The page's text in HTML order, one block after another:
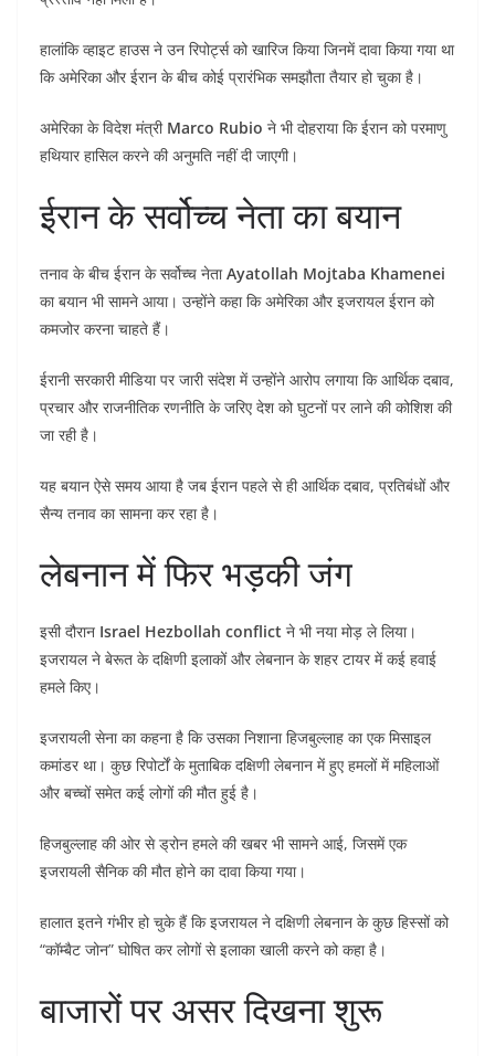
हालांकि व्हाइट हाउस ने उन रिपोर्ट्स को खारिज किया जिनमें दावा किया गया था
कि अमेरिका और ईरान के बीच कोई प्रारंभिक समझौता तैयार हो चुका है।
अमेरिका के विदेश मंत्री Marco Rubio ने भी दोहराया कि ईरान को परमाणु
हथियार हासिल करने की अनुमति नहीं दी जाएगी।
ईरान के सर्वोच्च नेता का बयान
तनाव के बीच ईरान के सर्वोच्च नेताAyatollah Mojtaba Khamenei
का बयान भी सामने आया। उन्होंने कहा कि अमेरिका और इजरायल ईरान को
कमजोर करना चाहते हैं।
ईरानी सरकारी मीडिया पर जारी संदेश में उन्होंने आरोप लगाया कि आर्थिक दबाव,
प्रचार और राजनीतिक रणनीति के जरिए देश को घुटनों पर लाने की कोशिश की
जा रही है।
यह बयान ऐसे समय आया है जब ईरान पहले से ही आर्थिक दबाव, प्रतिबंधों और
सैन्य तनाव का सामना कर रहा है।
लेबनान में फिर भड़की जंग
इसी दौरान Israel Hezbollah conflict ने भी नया मोड़ ले लिया।
इजरायल ने बेरूत के दक्षिणी इलाकों और लेबनान के शहर टायर में कई हवाई
हमले किए।
इजरायली सेना का कहना है कि उसका निशाना हिजबुल्लाह का एक मिसाइल
कमांडर था। कुछ रिपोर्टों के मुताबिक दक्षिणी लेबनान में हुए हमलों में महिलाओं
और बच्चों समेत कई लोगों की मौत हुई है।
हिजबुल्लाह की ओर से ड्रोन हमले की खबर भी सामने आई, जिसमें एक
इजरायली सैनिक की मौत होने का दावा किया गया।
हालात इतने गंभीर हो चुके हैं कि इजरायल ने दक्षिणी लेबनान के कुछ हिस्सों को
“कॉम्बैट जोन” घोषित कर लोगों से इलाका खाली करने को कहा है।
बाजारों पर असर दिखना शुरू